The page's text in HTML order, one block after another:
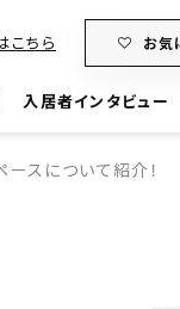
こちら お気
入居者インタビュー
スについて紹介！